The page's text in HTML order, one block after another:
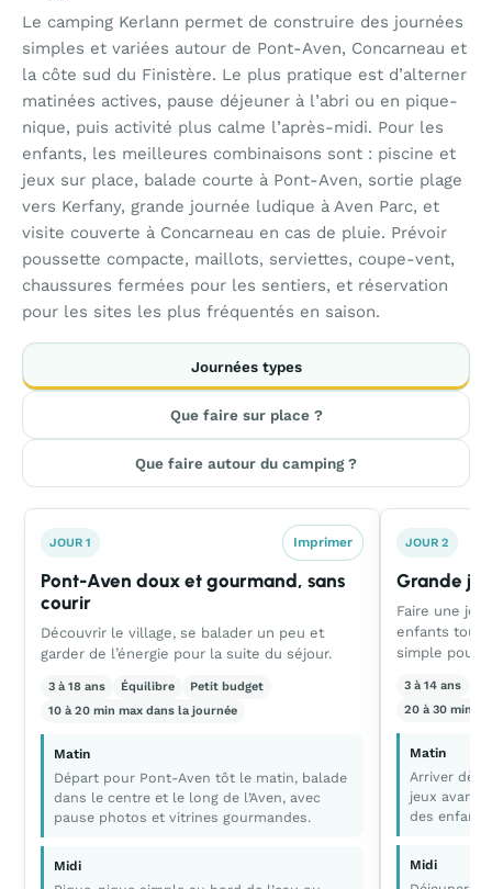
Le camping Kerlann permet de construire des journées
simples et variées autour de Pont-Aven, Concarneau et
la côte sud du Finistère. Le plus pratique est d’alterner
matinées actives, pause déjeuner à l’abri ou en pique-
nique, puis activité plus calme l’après-midi. Pour les
enfants, les meilleures combinaisons sont : piscine et
jeux sur place, balade courte à Pont-Aven, sortie plage
vers Kerfany, grande journée ludique à Aven Parc, et
visite couverte à Concarneau en cas de pluie. Prévoir
poussette compacte, maillots, serviettes, coupe-vent,
chaussures fermées pour les sentiers, et réservation
pour les sites les plus fréquentés en saison.
Journées types
Que faire sur place ?
Que faire autour du camping ?
JOUR 1 Imprimer
Pont-Aven doux et gourmand, sans
courir
Découvrir le village, se balader un peu et
garder de l’énergie pour la suite du séjour.
3 à 18 ans Équilibre
Petit budget
10 à 20 min max dans la journée
Matin
Départ pour Pont-Aven tôt le matin, balade
dans le centre et le long de l’Aven, avec
pause photos et vitrines gourmandes.
Midi
JOUR 2
Grande
Faire une
enfants tout
simple pour
3 à 14 ans
20 à 30 min
Matin
Arriver dès
jeux avant
des enfants.
Midi